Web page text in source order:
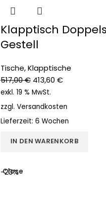
Klapptisch
Gestell
Tische,Klapptische
517,00€ 413,60 €
exkl. 19 % MwSt.
zzgl. Versandkosten
Lieferzeit: 6 Wochen
IN DEN WARENKORB
-20%
Close